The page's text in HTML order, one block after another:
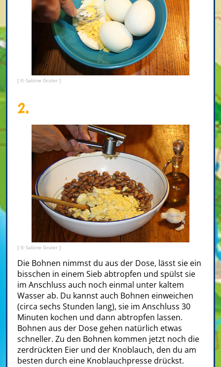
[ © Sabine Gruler ]
2.
[ © Sabine Gruler ]
Die Bohnen nimmst du aus der Dose, lässt sie ein
bisschen in einem Sieb abtropfen und spülst sie
im Anschluss auch noch einmal unter kaltem
Wasser ab. Du kannst auch Bohnen einweichen
(circa sechs Stunden lang), sie im Anschluss 30
Minuten kochen und dann abtropfen lassen.
Bohnen aus der Dose gehen natürlich etwas
schneller. Zu den Bohnen kommen jetzt noch die
zerdrückten Eier und der Knoblauch, den du am
besten durch eine Knoblauchpresse drückst.